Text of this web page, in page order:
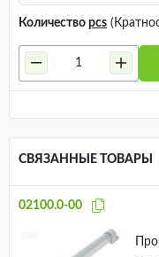
Количество pcs
СВЯЗАННЫЕ ТОВАРЫ
02100.0-00